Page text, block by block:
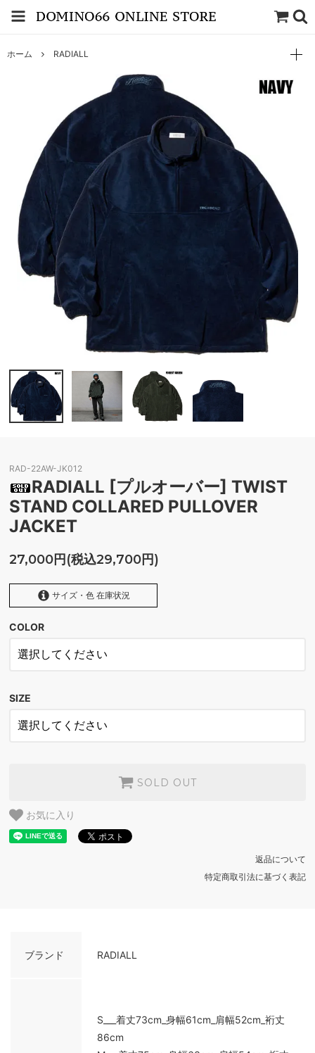
ホーム RADIALL
RAD-22AW-JK012
RADIALL [プルオーバー] TWIST
STAND COLLARED PULLOVER
JACKET
27,000円(税込29,700円)
サイズ・色 在庫状況
NAVY
FOREST GREEN
COLOR
SIZE
SOLD OUT
お気に入り
返品について
特定商取引法に基づく表記
ブランド RADIALL
S___着丈73cm_身幅61cm_肩幅52cm_裄丈
86cm